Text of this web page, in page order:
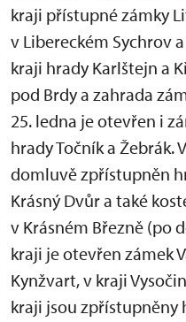
kraji přístupné zámky
v Libereckém Sychrov
kraji hrady Karlštejn a
pod Brdy a zahrada
25. ledna je otevřen i
hrady Točník a Žebrák.
domluvě zpřístupněn
Krásný Dvůr a také
v Krásném Březně (po
kraji je otevřen zámek
Kynžvart, v kraji
kraji jsou zpřístupněny